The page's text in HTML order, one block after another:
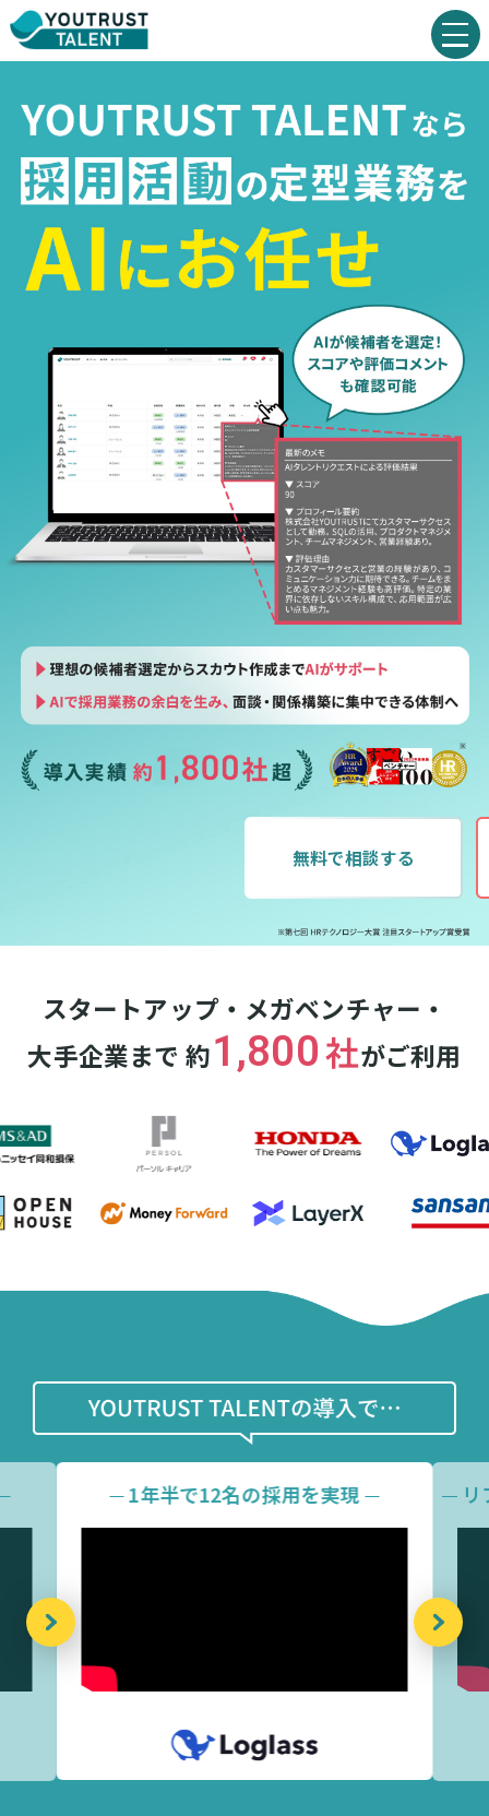
無料で相談する
スタートアップ・メガベンチャー・
大手企業まで 約1,800社がご利用
1年半で12名の採用を実現